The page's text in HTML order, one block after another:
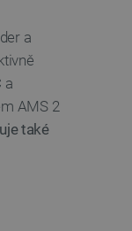
a
a
AMS 2
také